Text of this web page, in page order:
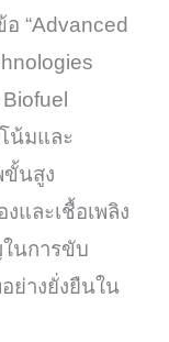
“Advanced
น้มและ
ขั้นสูง
และเชื้อเพลิง
นการขับ
ย่างยั่งยืนใน